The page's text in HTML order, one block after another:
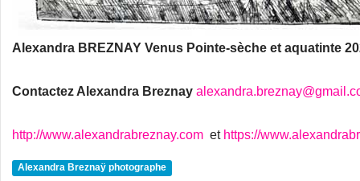
Alexandra BREZNAY Venus Pointe-sèche et aquatinte
Contactez Alexandra Breznay
http://www.alexandrabreznay.com et https://
Alexandra Breznaÿ photographe